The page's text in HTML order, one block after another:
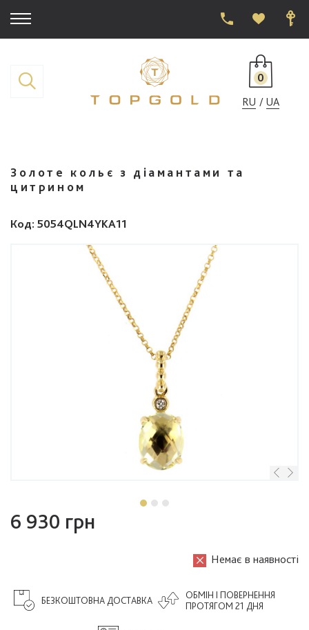
0
RU
UA
Золоте кольє з діамантами та
цитрином
Код: 5054QLN4YKA11
6 930 грн
Немає в наявності
ОБМІН І ПОВЕРНЕННЯ
ПРОТЯГОМ 21 ДНЯ
БЕЗКОШТОВНА ДОСТАВКА